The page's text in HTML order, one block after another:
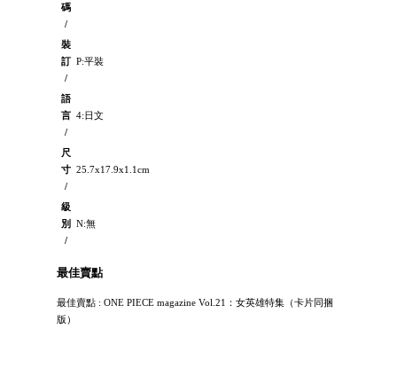
碼
/
裝
訂
/
P:平裝
語
言
/
4:日文
尺
寸
/
25.7x17.9x1.1cm
級
別
/
N:無
最佳賣點
最佳賣點 : ONE PIECE magazine Vol.21：女英雄特集（卡片同捆
版）